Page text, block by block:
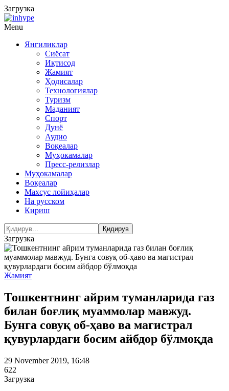
Загрузка
Menu
Янгиликлар
Сиёсат
Иқтисод
Жамият
Ҳодисалар
Технологиялар
Туризм
Маданият
Спорт
Дунё
Аудио
Воқеалар
Муҳокамалар
Пресс-релизлар
Муҳокамалар
Воқеалар
Махсус лойиҳалар
На русском
Кириш
Загрузка
Жамият
Тошкентнинг айрим туманларида газ
билан боғлиқ муаммолар мавжуд.
Бунга совуқ об-ҳаво ва магистрал
қувурлардаги босим айбдор бўлмоқда
29 November 2019, 16:48
622
Загрузка